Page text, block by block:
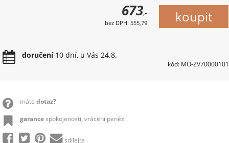
673,-
bez DPH: 555,79
doručení10 dní, u Vás 24.8.
kód: MO-ZV70000101
máte dotaz?
garancespokojenosti, vrácení peněz.
sdílejte